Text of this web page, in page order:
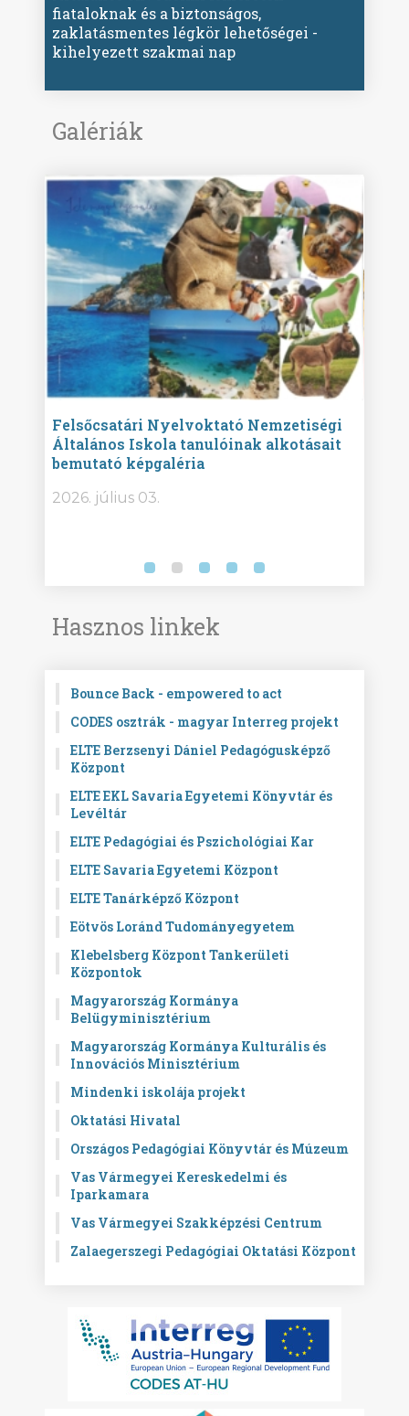
fiataloknak és a biztonságos,
zaklatásmentes légkör lehetőségei -
kihelyezett szakmai nap
Galériák
Felsőcsatári Nyelvoktató Nemzetiségi
Általános Iskola tanulóinak alkotásait
bemutató képgaléria
2026. július 03.
Hasznos linkek
Bounce Back - empowered to act
CODES osztrák - magyar Interreg projekt
ELTE Berzsenyi Dániel Pedagógusképző
Központ
ELTE EKL Savaria Egyetemi Könyvtár és
Levéltár
ELTE Pedagógiai és Pszichológiai Kar
ELTE Savaria Egyetemi Központ
ELTE Tanárképző Központ
Eötvös Loránd Tudományegyetem
Klebelsberg Központ Tankerületi
Központok
Magyarország Kormánya
Belügyminisztérium
Magyarország Kormánya Kulturális és
Innovációs Minisztérium
Mindenki iskolája projekt
Oktatási Hivatal
Országos Pedagógiai Könyvtár és Múzeum
Vas Vármegyei Kereskedelmi és
Iparkamara
Vas Vármegyei Szakképzési Centrum
Zalaegerszegi Pedagógiai Oktatási Központ